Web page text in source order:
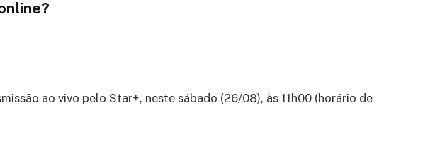
ao vivo pelo Star+, neste sábado (26/08), às 11h00 (horário de